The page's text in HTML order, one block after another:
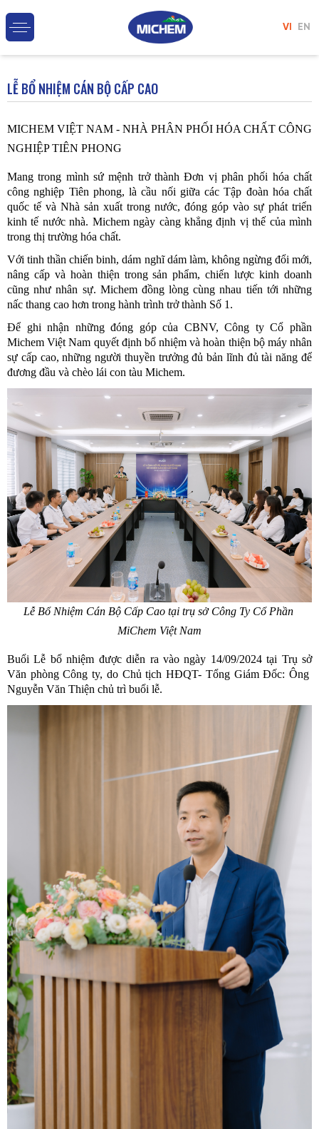
VI EN
LỄ BỔ NHIỆM CÁN BỘ CẤP CAO
MICHEM VIỆT NAM - NHÀ PHÂN PHỐI HÓA CHẤT CÔNG
NGHIỆP TIÊN PHONG
Mang trong mình sứ mệnh trở thành Đơn vị phân phối hóa chất
công nghiệp Tiên phong, là cầu nối giữa các Tập đoàn hóa chất
quốc tế và Nhà sản xuất trong nước, đóng góp vào sự phát triển
kinh tế nước nhà. Michem ngày càng khẳng định vị thế của mình
trong thị trường hóa chất.
Với tinh thần chiến binh, dám nghĩ dám làm, không ngừng đổi mới,
nâng cấp và hoàn thiện trong sản phẩm, chiến lược kinh doanh
cũng như nhân sự. Michem đồng lòng cùng nhau tiến tới những
nấc thang cao hơn trong hành trình trở thành Số 1.
Để ghi nhận những đóng góp của CBNV, Công ty Cổ phần
Michem Việt Nam quyết định bổ nhiệm và hoàn thiện bộ máy nhân
sự cấp cao, những người thuyền trưởng đủ bản lĩnh đủ tài năng để
đương đầu và chèo lái con tàu Michem.
Lễ Bổ Nhiệm Cán Bộ Cấp Cao tại trụ sở Công Ty Cổ Phần
MiChem Việt Nam
Buổi Lễ bổ nhiệm được diễn ra vào ngày 14/09/2024 tại Trụ sở
Văn phòng Công ty, do Chủ tịch HĐQT- Tổng Giám Đốc: Ông
Nguyễn Văn Thiện chủ trì buổi lễ.